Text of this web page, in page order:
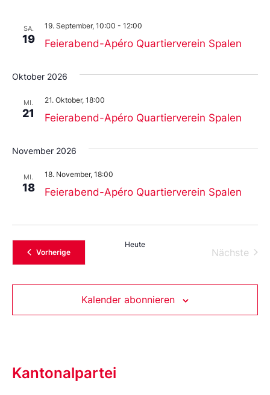
SA.
19 Feierabend-Apéro Quartierverein Spalen
19. September, 10:00 - 12:00
Oktober 2026
MI.
21 Feierabend-Apéro Quartierverein Spalen
21. Oktober, 18:00
November 2026
MI.
18 Feierabend-Apéro Quartierverein Spalen
18. November, 18:00
VorherigeVeranstaltungen
Heute
Nächste
Kalender abonnieren
Kantonalpartei